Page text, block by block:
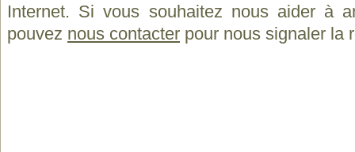
Internet. Si vous souhaitez nous aider à
pouvez nous contacter pour nous signaler la